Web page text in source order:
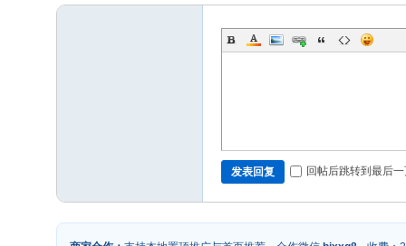
发表回复 回帖后跳转到最后